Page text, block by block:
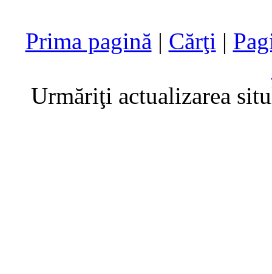
Prima pagină | Cărţi |
Urmăriţi actualizarea